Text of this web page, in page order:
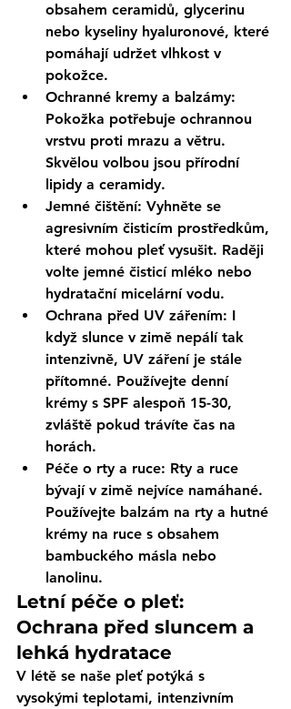
obsahem ceramidů, glycerinu
nebo kyseliny hyaluronové, které
pomáhají udržet vlhkost v
pokožce.
Ochranné kremy a balzámy:
Pokožka potřebuje ochrannou
vrstvu proti mrazu a větru.
Skvělou volbou jsou přírodní
lipidy a ceramidy.
Jemné čištění: Vyhněte se
agresivním čisticím prostředkům,
které mohou pleť vysušit. Raději
volte jemné čisticí mléko nebo
hydratační micelární vodu.
Ochrana před UV zářením: I
když slunce v zimě nepálí tak
intenzivně, UV záření je stále
přítomné. Používejte denní
krémy s SPF alespoň 15-30,
zvláště pokud trávíte čas na
horách.
Péče o rty a ruce: Rty a ruce
bývají v zimě nejvíce namáhané.
Používejte balzám na rty a hutné
krémy na ruce s obsahem
bambuckého másla nebo
lanolinu.
Letní péče o pleť:
Ochrana před sluncem a
lehká hydratace
V létě se naše pleť potýká s
vysokými teplotami, intenzivním